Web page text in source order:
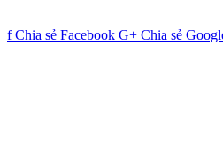
fChia sẻ Facebook G+ Chia sẻ